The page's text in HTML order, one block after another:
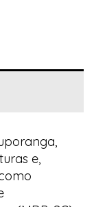
e,